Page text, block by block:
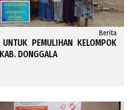
Berita
PEMULIHAN KELOMPOK
DONGGALA